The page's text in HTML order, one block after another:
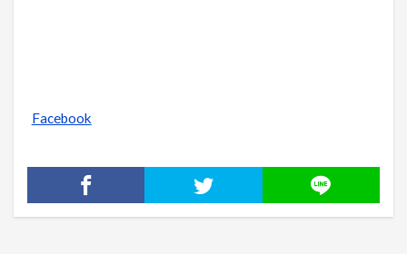
Facebook